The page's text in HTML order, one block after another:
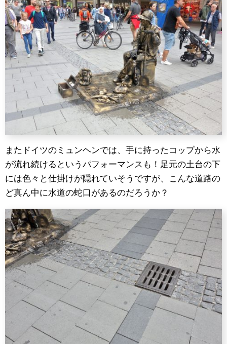
またドイツのミュンヘンでは、手に持ったコップから水
が流れ続けるというパフォーマンスも！足元の土台の下
には色々と仕掛けが隠れていそうですが、こんな道路の
ど真ん中に水道の蛇口があるのだろうか？